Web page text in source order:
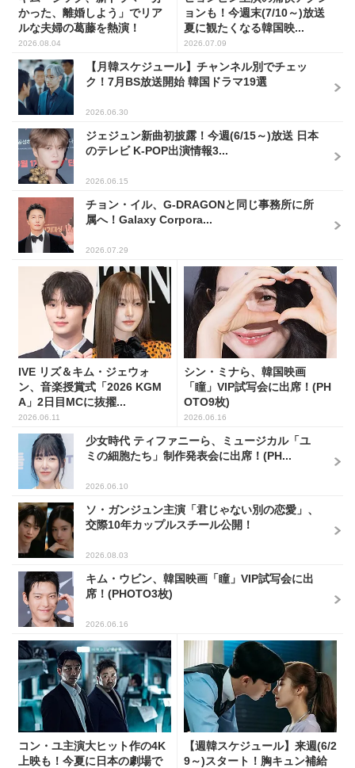
かった、離婚しよう」でリア
ルな夫婦の葛藤を熱演！
2026.08.04
ョンも！今週末(7/10～)放送
夏に観たくなる韓国映...
2026.07.09
【月韓スケジュール】チャンネル別でチェッ
ク！7月BS放送開始 韓国ドラマ19選
2026.06.30
ジェジュン新曲初披露！今週(6/15～)放送 日本
のテレビ K-POP出演情報3...
2026.06.15
チョン・イル、G-DRAGONと同じ事務所に所
属へ！Galaxy Corpora...
2026.07.29
IVE リズ＆キム・ジェウォ
ン、音楽授賞式「2026 KGM
A」2日目MCに抜擢...
2026.06.11
シン・ミナら、韓国映画
「瞳」VIP試写会に出席！(PH
OTO9枚)
2026.06.16
少女時代 ティファニーら、ミュージカル「ユ
ミの細胞たち」制作発表会に出席！(PH...
2026.06.10
ソ・ガンジュン主演「君じゃない別の恋愛」、
交際10年カップルスチール公開！
2026.08.03
キム・ウビン、韓国映画「瞳」VIP試写会に出
席！(PHOTO3枚)
2026.06.16
コン・ユ主演大ヒット作の4K
上映も！今夏に日本の劇場で
【週韓スケジュール】来週(6/2
9～)スタート！胸キュン補給